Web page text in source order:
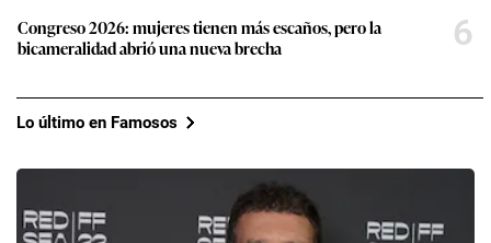
Congreso 2026: mujeres tienen más escaños, pero la
bicameralidad abrió una nueva brecha
6
Lo último en Famosos